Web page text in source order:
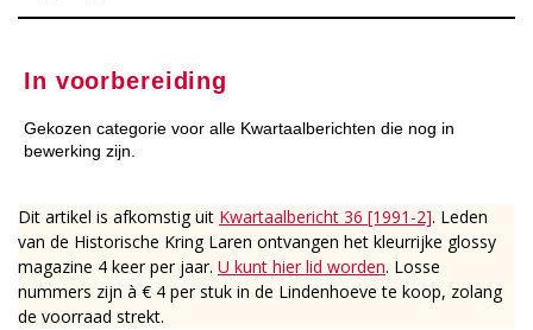
In voorbereiding
Gekozen categorie voor alle Kwartaalberichten die nog in
bewerking zijn.
Dit artikel is afkomstig uit Kwartaalbericht 36 [1991-2]. Leden
van de Historische Kring Laren ontvangen het kleurrijke glossy
magazine 4 keer per jaar. U kunt hier lid worden. Losse
nummers zijn à € 4 per stuk in de Lindenhoeve te koop, zolang
de voorraad strekt.